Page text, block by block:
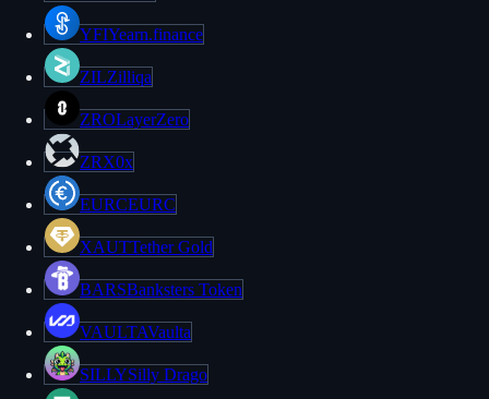
YFIYearn.finance
ZILZilliqa
ZROLayerZero
ZRX0x
EURCEURC
XAUTTether Gold
BARSBanksters Token
VAULTAVaulta
SILLYSilly Drago